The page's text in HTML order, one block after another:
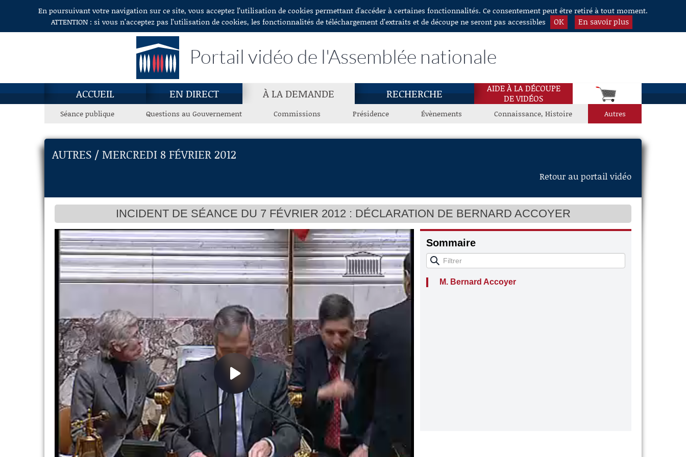
Aller au contenuEn poursuivant votre navigation sur ce site, vous acceptez l’utilisation de cookies permettant d'accéder à certaines fonctionnalités. Ce consentement peut être retiré à tout moment.
ATTENTION : si vous n’acceptez pas l’utilisation de cookies, les fonctionnalités de téléchargement d’extraits et de découpe ne seront pas accessibles
OK En savoir plus
Portail vidéo de l'Assemblée nationale
ACCUEIL EN DIRECT À LA DEMANDE RECHERCHE
AIDE À LA DÉCOUPE
DE VIDÉOS
Séance publique Questions au Gouvernement Commissions Présidence Évènements Connaissance, Histoire Autres
AUTRES / MERCREDI 8 FÉVRIER 2012
Retour au portail vidéo
INCIDENT DE SÉANCE DU 7 FÉVRIER 2012 : DÉCLARATION DE BERNARD ACCOYER
Sommaire
M. Bernard Accoyer